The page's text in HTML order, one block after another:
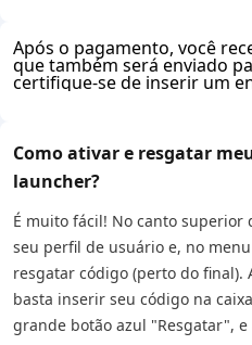
Após o pagamento, você
que também será enviado
certifique-se de inserir um
Como ativar e resgatar
launcher?
É muito fácil! No canto
seu perfil de usuário e, no
resgatar código (perto do final).
basta inserir seu código na
grande botão azul "Resgatar",